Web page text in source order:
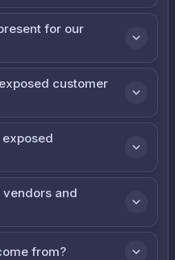
for our
customer
and
from?